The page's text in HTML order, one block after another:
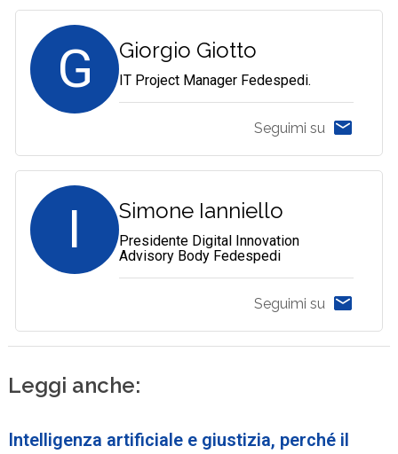
G Giorgio Giotto
IT Project Manager Fedespedi.
Seguimi su
I Simone Ianniello
Presidente Digital Innovation
Advisory Body Fedespedi
Seguimi su
Leggi anche:
Intelligenza artificiale e giustizia, perché il